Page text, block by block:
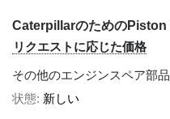
リクエストに応じた価格
その他のエンジンスペア部品
状態 新しい